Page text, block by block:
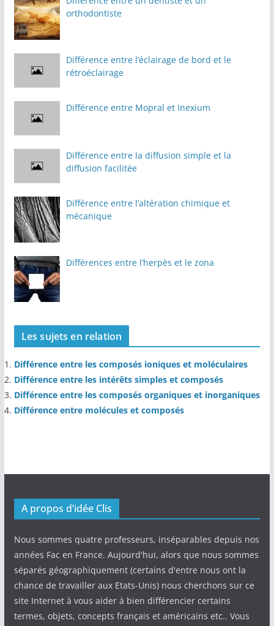
orthodontiste
Différence entre l’éclairage de bord et le
rétroéclairage
Différence entre Mopral et Inexium
Différence entre la diffusion simple et la
diffusion facilitée
Différence entre l’altération chimique et
mécanique
Différences entre l’herpès et le zona
Les sujets en relation
Différence entre les composés ioniques et moléculaires
Différence entre les intérêts simples et composés
Différence entre les composés organiques et inorganiques
Différence entre molécules et composés
A propos d’idée Clis
Nous sommes quatre professeurs, inséparables depuis nos
années Fac en France. Aujourd'hui, alors que nous sommes
séparés géographiquement (certains d'entre nous ont la
chance de travailler aux Etats-Unis) nous cherchons sur ce
site Internet à vous aider à bien différencier certains
termes, objets, concepts français et américains etc.. Vous